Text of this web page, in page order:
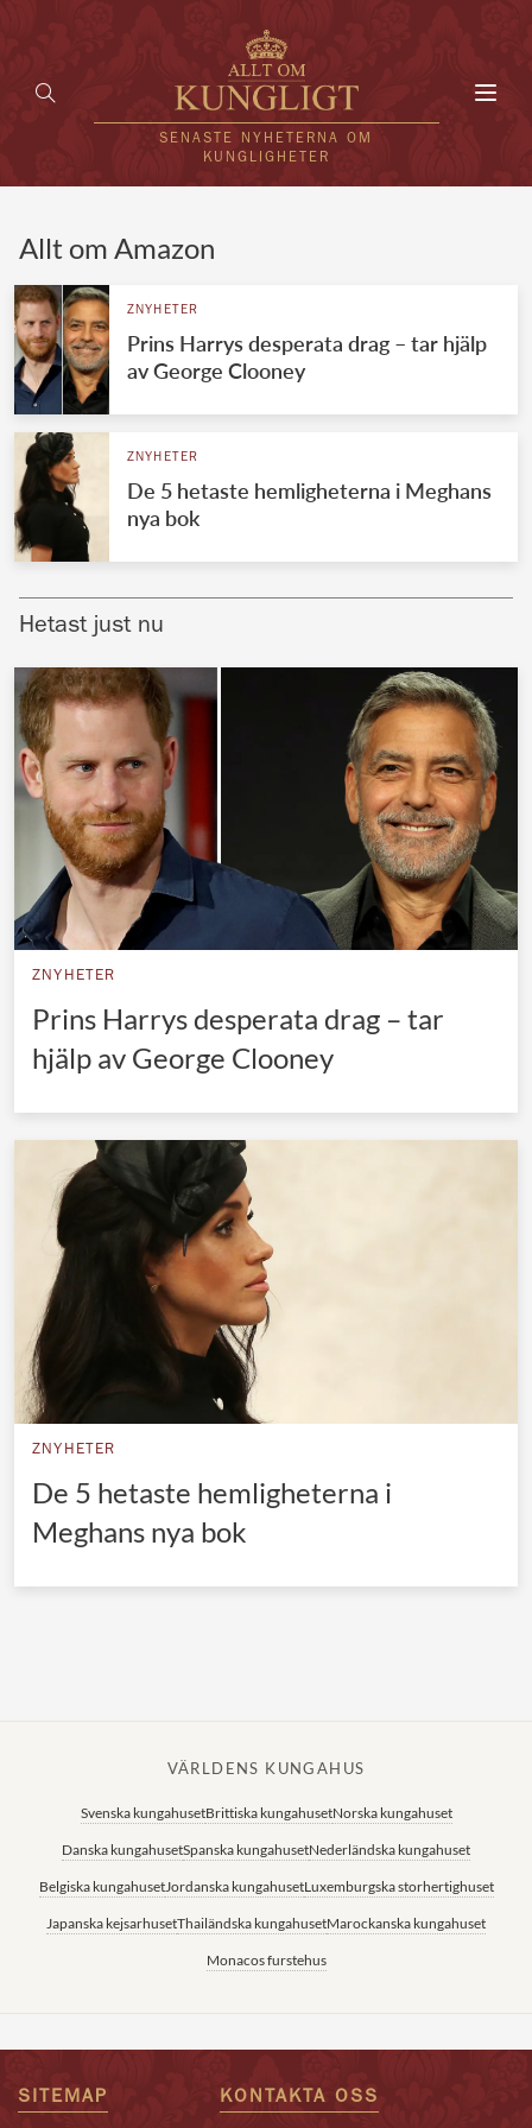
SENASTE NYHETERNA OM
KUNGLIGHETER
UTLÄNDSKT
VÄRLDENS KUNGAHUS
Svenska kungahuset
Brittiska kungahuset
Nederländska kungahuset
Jordanska kungahuset
Luxemburgska storhertighuset
Japanska kejsarhuset
Thailändska kungahuset
Marockanska kungahuset
REDAKTION
Allt om Amazon
ZNYHETER
Prins Harrys desperata drag – tar hjälp
av George Clooney
ZNYHETER
De 5 hetaste hemligheterna i Meghans
nya bok
Hetast just nu
ZNYHETER
Prins Harrys desperata drag – tar
hjälp av George Clooney
ZNYHETER
De 5 hetaste hemligheterna i
Meghans nya bok
VÄRLDENS KUNGAHUS
Svenska kungahusetBrittiska kungahusetNorska kungahuset
Danska kungahusetSpanska kungahusetNederländska kungahuset
Belgiska kungahusetJordanska kungahusetLuxemburgska storhertighuset
Japanska kejsarhusetThailändska kungahusetMarockanska kungahuset
Monacos furstehus
SITEMAP KONTAKTA OSS